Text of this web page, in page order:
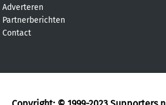
Adverteren
Partnerberichten
Contact